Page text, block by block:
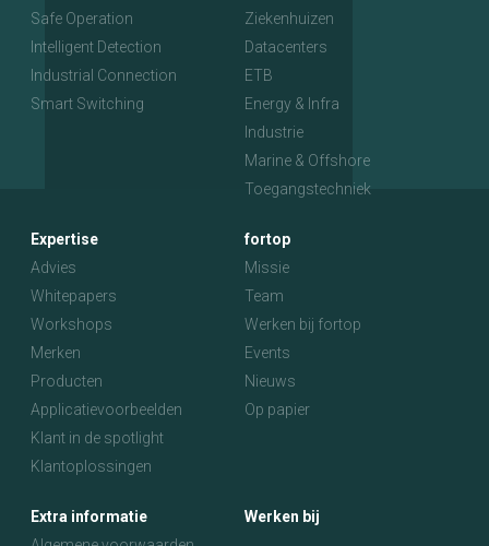
Safe Operation
Intelligent Detection
Industrial Connection
Smart Switching
Ziekenhuizen
Datacenters
ETB
Energy & Infra
Industrie
Marine & Offshore
Toegangstechniek
Expertise
Advies
Whitepapers
Workshops
Merken
Producten
Applicatievoorbeelden
Klant in de spotlight
Klantoplossingen
fortop
Missie
Team
Werken bij fortop
Events
Nieuws
Op papier
Extra informatie
Werken bij